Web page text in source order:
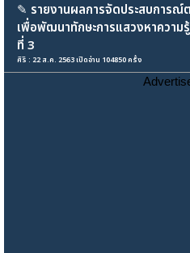
✎ รายงานผลการจัดประสบการณ์
เพื่อพัฒนาทักษะการแสวงหาความ
ที่ 3
ศิริ : 22 ส.ค. 2563 เปิดอ่าน 104850 ครั้ง